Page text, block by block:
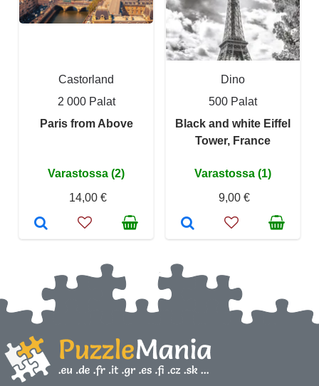
Castorland
2 000 Palat
Paris from Above
Varastossa (2)
14,00 €
Dino
500 Palat
Black and white Eiffel
Tower, France
Varastossa (1)
9,00 €